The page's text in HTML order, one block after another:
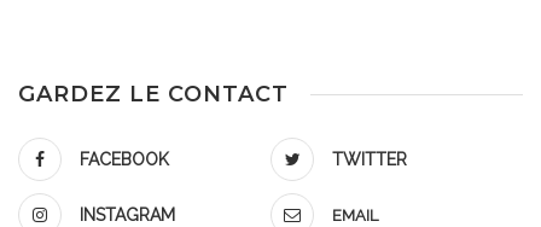
GARDEZ LE CONTACT
FACEBOOK TWITTER
INSTAGRAM EMAIL